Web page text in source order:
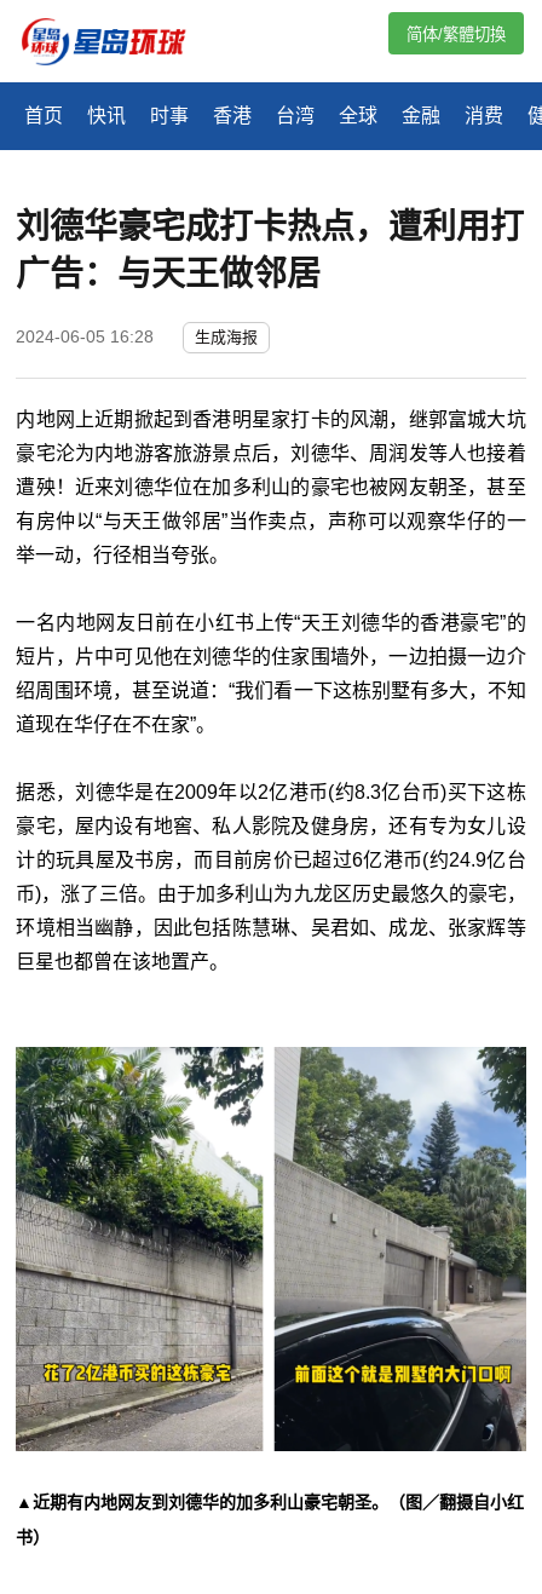
首页 快讯 时事 香港 台湾 全球 金融 消费
简体/繁體切換
刘德华豪宅成打卡热点，遭利用打
广告：与天王做邻居
2024-06-05 16:28 生成海报
内地网上近期掀起到香港明星家打卡的风潮，继郭富城大坑
豪宅沦为内地游客旅游景点后，刘德华、周润发等人也接着
遭殃！近来刘德华位在加多利山的豪宅也被网友朝圣，甚至
有房仲以“与天王做邻居”当作卖点，声称可以观察华仔的一
举一动，行径相当夸张。
一名内地网友日前在小红书上传“天王刘德华的香港豪宅”的
短片，片中可见他在刘德华的住家围墙外，一边拍摄一边介
绍周围环境，甚至说道：“我们看一下这栋别墅有多大，不知
道现在华仔在不在家”。
据悉，刘德华是在2009年以2亿港币(约8.3亿台币)买下这栋
豪宅，屋内设有地窖、私人影院及健身房，还有专为女儿设
计的玩具屋及书房，而目前房价已超过6亿港币(约24.9亿台
币)，涨了三倍。由于加多利山为九龙区历史最悠久的豪宅，
环境相当幽静，因此包括陈慧琳、吴君如、成龙、张家辉等
巨星也都曾在该地置产。
▲近期有内地网友到刘德华的加多利山豪宅朝圣。（图／翻摄自小红
书）